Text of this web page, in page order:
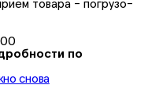
товара - погрузо-
по
снова